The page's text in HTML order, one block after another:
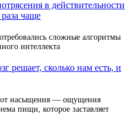
в действительности
чаще
сложные алгоритмы
интеллекта
решает, сколько нам есть, и
от насыщения — ощущения
пищи, которое заставляет